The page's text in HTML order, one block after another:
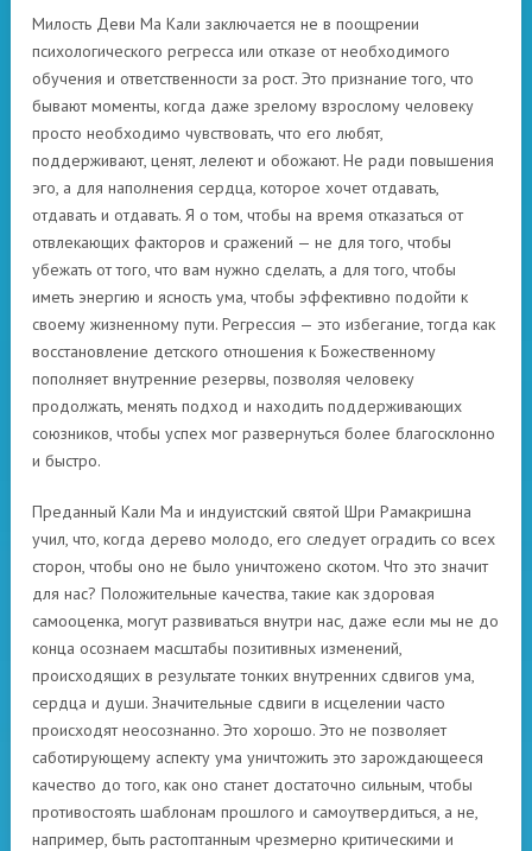
Милость Деви Ма Кали заключается не в поощрении
психологического регресса или отказе от необходимого
обучения и ответственности за рост. Это признание того, что
бывают моменты, когда даже зрелому взрослому человеку
просто необходимо чувствовать, что его любят,
поддерживают, ценят, лелеют и обожают. Не ради повышения
эго, а для наполнения сердца, которое хочет отдавать,
отдавать и отдавать. Я о том, чтобы на время отказаться от
отвлекающих факторов и сражений — не для того, чтобы
убежать от того, что вам нужно сделать, а для того, чтобы
иметь энергию и ясность ума, чтобы эффективно подойти к
своему жизненному пути. Регрессия — это избегание, тогда как
восстановление детского отношения к Божественному
пополняет внутренние резервы, позволяя человеку
продолжать, менять подход и находить поддерживающих
союзников, чтобы успех мог развернуться более благосклонно
и быстро.
Преданный Кали Ма и индуистский святой Шри Рамакришна
учил, что, когда дерево молодо, его следует оградить со всех
сторон, чтобы оно не было уничтожено скотом. Что это значит
для нас? Положительные качества, такие как здоровая
самооценка, могут развиваться внутри нас, даже если мы не до
конца осознаем масштабы позитивных изменений,
происходящих в результате тонких внутренних сдвигов ума,
сердца и души. Значительные сдвиги в исцелении часто
происходят неосознанно. Это хорошо. Это не позволяет
саботирующему аспекту ума уничтожить это зарождающееся
качество до того, как оно станет достаточно сильным, чтобы
противостоять шаблонам прошлого и самоутвердиться, а не,
например, быть растоптанным чрезмерно критическими и